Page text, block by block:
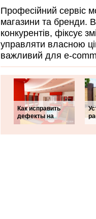
Професійний сервіс
магазини та бренди.
конкурентів, фіксує
управляти власною
важливий для e-
Как исправить
дефекты на